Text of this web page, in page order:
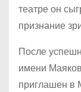
театре он
признание
После
имени
приглашен в